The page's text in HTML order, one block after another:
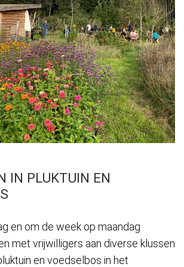
IN PLUKTUIN EN
en om de week op maandag
met vrijwilligers aan diverse klussen
en voedselbos in het